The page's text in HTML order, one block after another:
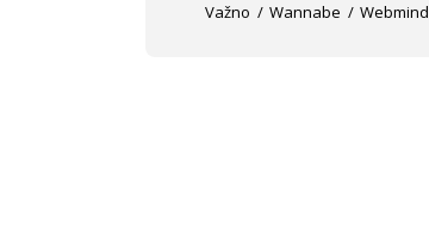
Važno
Wannabe Webmind